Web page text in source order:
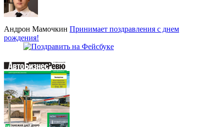
Андрон Мамочкин Принимает поздравления с днем
рождения!